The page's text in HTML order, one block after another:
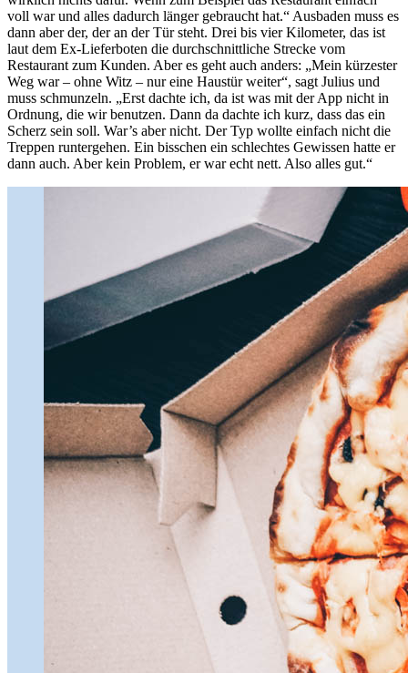
voll war und alles dadurch länger gebraucht hat.“ Ausbaden muss es
dann aber der, der an der Tür steht. Drei bis vier Kilometer, das ist
laut dem Ex-Lieferboten die durchschnittliche Strecke vom
Restaurant zum Kunden. Aber es geht auch anders: „Mein kürzester
Weg war – ohne Witz – nur eine Haustür weiter“, sagt Julius und
muss schmunzeln. „Erst dachte ich, da ist was mit der App nicht in
Ordnung, die wir benutzen. Dann da dachte ich kurz, dass das ein
Scherz sein soll. War’s aber nicht. Der Typ wollte einfach nicht die
Treppen runtergehen. Ein bisschen ein schlechtes Gewissen hatte er
dann auch. Aber kein Problem, er war echt nett. Also alles gut.“